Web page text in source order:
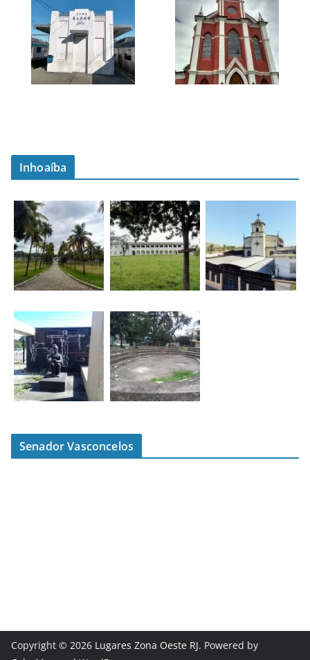
Inhoaíba
Senador Vasconcelos
Copyright © 2026 Lugares Zona Oeste RJ. Powered by